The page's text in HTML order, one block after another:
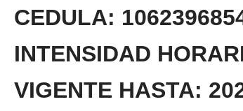
CEDULA:
INTENSIDAD
VIGENTE HASTA: